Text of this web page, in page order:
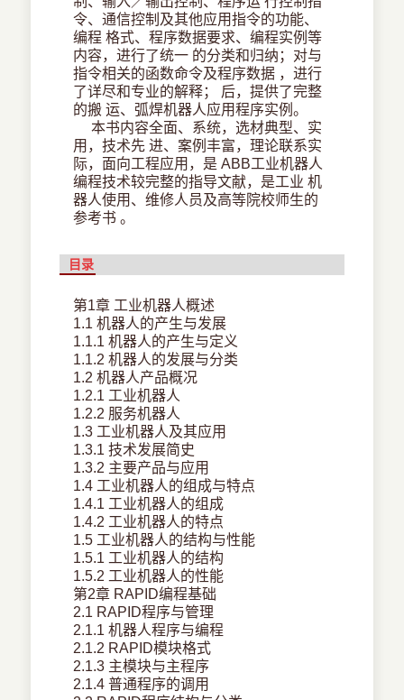
令、通信控制及其他应用指令的功能、
编程 格式、程序数据要求、编程实例等
内容，进行了统一 的分类和归纳；对与
指令相关的函数命令及程序数据 ，进行
了详尽和专业的解释； 后，提供了完整
的搬 运、弧焊机器人应用程序实例。
本书内容全面、系统，选材典型、实
用，技术先 进、案例丰富，理论联系实
际，面向工程应用，是 ABB工业机器人
编程技术较完整的指导文献，是工业 机
器人使用、维修人员及高等院校师生的
参考书 。
目录
第1章 工业机器人概述
1.1 机器人的产生与发展
1.1.1 机器人的产生与定义
1.1.2 机器人的发展与分类
1.2 机器人产品概况
1.2.1 工业机器人
1.2.2 服务机器人
1.3 工业机器人及其应用
1.3.1 技术发展简史
1.3.2 主要产品与应用
1.4 工业机器人的组成与特点
1.4.1 工业机器人的组成
1.4.2 工业机器人的特点
1.5 工业机器人的结构与性能
1.5.1 工业机器人的结构
1.5.2 工业机器人的性能
第2章 RAPID编程基础
2.1 RAPID程序与管理
2.1.1 机器人程序与编程
2.1.2 RAPID模块格式
2.1.3 主模块与主程序
2.1.4 普通程序的调用